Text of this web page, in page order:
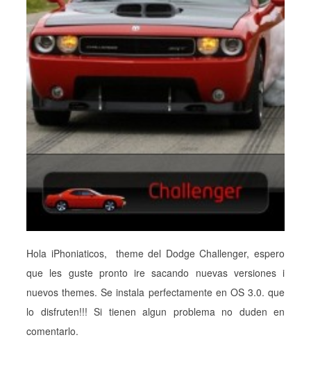
Hola iPhoniaticos, theme del Dodge Challenger, espero
que les guste pronto ire sacando nuevas versiones i
nuevos themes. Se instala perfectamente en OS 3.0. que
lo disfruten!!! Si tienen algun problema no duden en
comentarlo.